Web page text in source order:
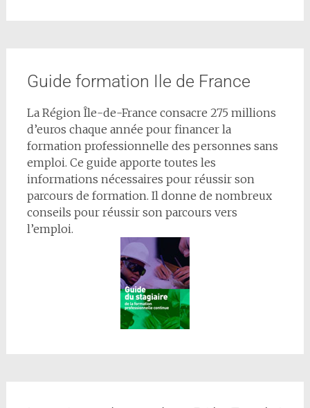
Guide formation Ile de France
La Région Île-de-France consacre 275 millions
d’euros chaque année pour financer la
formation professionnelle des personnes sans
emploi. Ce guide apporte toutes les
informations nécessaires pour réussir son
parcours de formation. Il donne de nombreux
conseils pour réussir son parcours vers
l’emploi.